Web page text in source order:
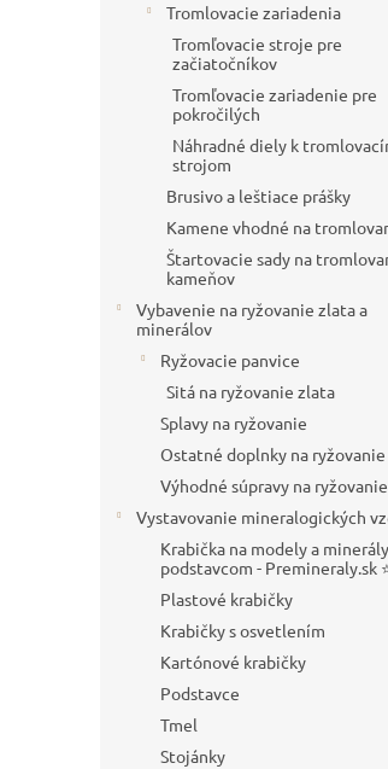
Tromlovacie zariadenia
Tromľovacie stroje pre
začiatočníkov
Tromľovacie zariadenie pre
pokročilých
Náhradné diely k
strojom
Brusivo a leštiace prášky
Kamene vhodné na
Štartovacie sady na
kameňov
Vybavenie na ryžovanie zlata a
minerálov
Ryžovacie panvice
Sitá na ryžovanie zlata
Splavy na ryžovanie
Ostatné doplnky na ryžovanie
Výhodné súpravy na
Vystavovanie mineralogických
Krabička na modely a
podstavcom - Premineraly.sk
Plastové krabičky
Krabičky s osvetlením
Kartónové krabičky
Podstavce
Tmel
Stojánky